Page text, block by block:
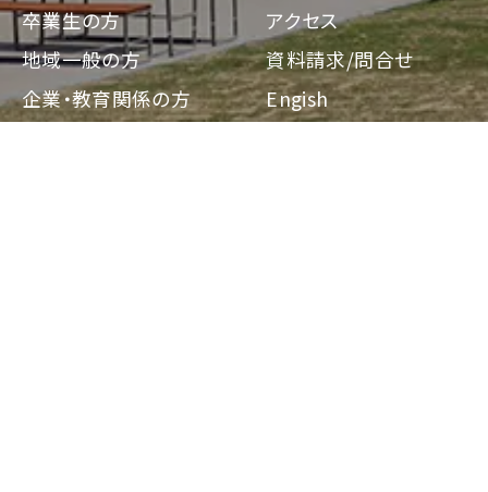
卒業生の方
地域一般の方
企業・教育関係の方
アクセス
資料請求/問合せ
Engish